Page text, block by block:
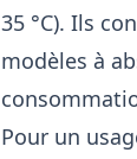
35 °C). Ils
modèles à
Pour un